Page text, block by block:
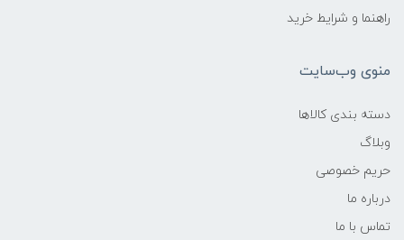
راهنما و شرایط خرید
منوی وب‌سایت
دسته بندی کالاها
وبلاگ
حریم خصوصی
درباره ما
تماس با ما